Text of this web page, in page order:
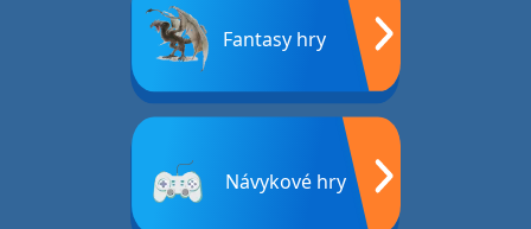
Fantasy hry
Návykové hry